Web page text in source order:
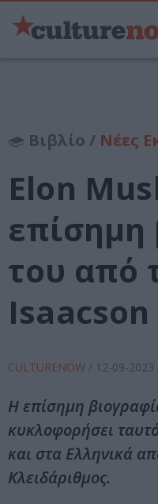
Βιβλίο / Νέες
Elon
επίσημη
του από
Isaacson
CULTURENOW / 12-09-2023
Η επίσημη
κυκλοφορήσει
και στα Ελληνικά
Κλειδάριθμος.